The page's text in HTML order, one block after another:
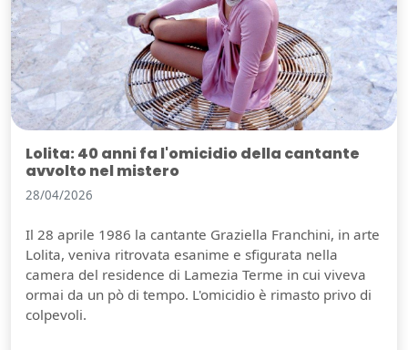
Lolita: 40 anni fa l'omicidio della cantante
avvolto nel mistero
28/04/2026
Il 28 aprile 1986 la cantante Graziella Franchini, in arte
Lolita, veniva ritrovata esanime e sfigurata nella
camera del residence di Lamezia Terme in cui viveva
ormai da un pò di tempo. L'omicidio è rimasto privo di
colpevoli.